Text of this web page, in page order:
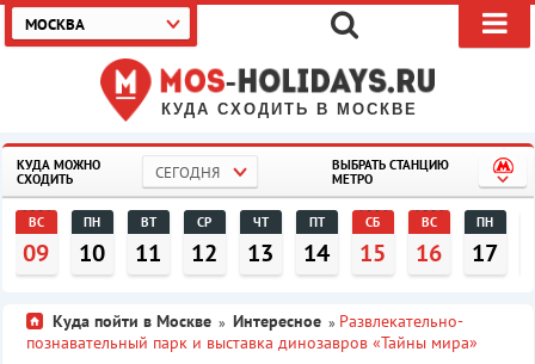
КУДА СХОДИТЬ В МОСКВЕ
МОСКВА
КУДА МОЖНО
СХОДИТЬ
СЕГОДНЯ
ВЫБРАТЬ СТАНЦИЮ
МЕТРО
ВС
09
ПН
10
ВТ
11
СР
12
ЧТ
13
ПТ
14
СБ
15
ВС
16
ПН
17
Куда пойти в Москве » Интересное » Развлекательно-
познавательный парк и выставка динозавров «Тайны мира»